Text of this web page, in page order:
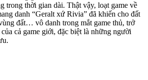
trong thời gian dài. Thật vậy, loạt game về
danh “Geralt xứ Rivia” đã khiến cho đất
đất… vô danh trong mắt game thủ, trở
cả game giới, đặc biệt là những người